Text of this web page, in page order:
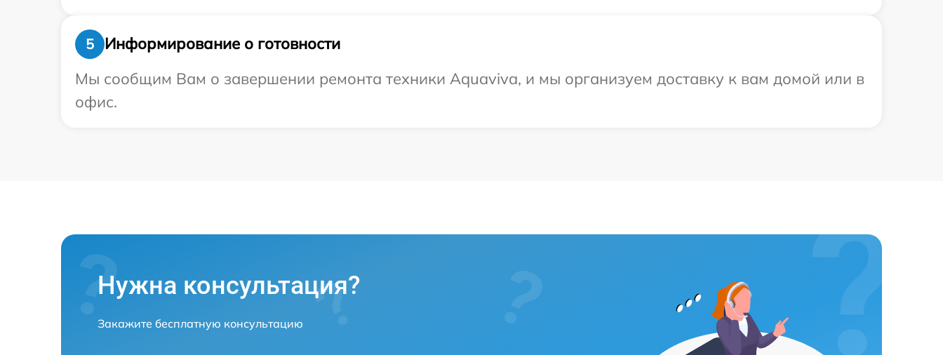
5
Информирование о готовности
Мы сообщим Вам о завершении ремонта техники Aquaviva, и мы организуем доставку к вам домой или в
офис.
Нужна консультация?
Закажите бесплатную консультацию